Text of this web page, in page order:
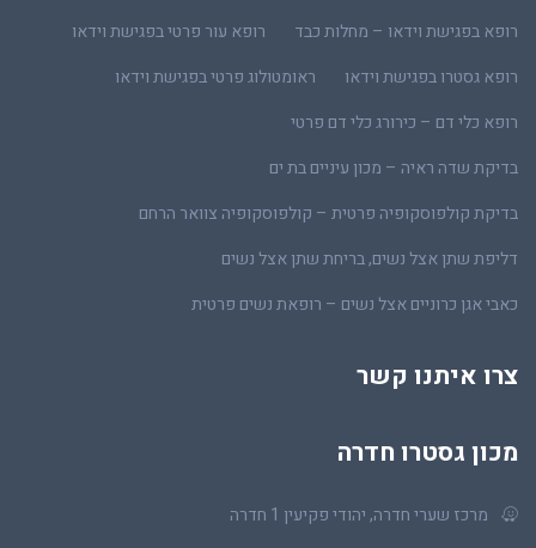
רופא בפגישת וידאו – מחלות כבד
רופא עור פרטי בפגישת וידאו
רופא גסטרו בפגישת וידאו
ראומטולוג פרטי בפגישת וידאו
רופא כלי דם – כירורג כלי דם פרטי
בדיקת שדה ראיה – מכון עיניים בת ים
בדיקת קולפוסקופיה פרטית – קולפוסקופיה צוואר הרחם
דליפת שתן אצל נשים, בריחת שתן אצל נשים
כאבי אגן כרוניים אצל נשים – רופאת נשים פרטית
צרו איתנו קשר
מכון גסטרו חדרה
מרכז שערי חדרה, יהודי פקיעין 1 חדרה